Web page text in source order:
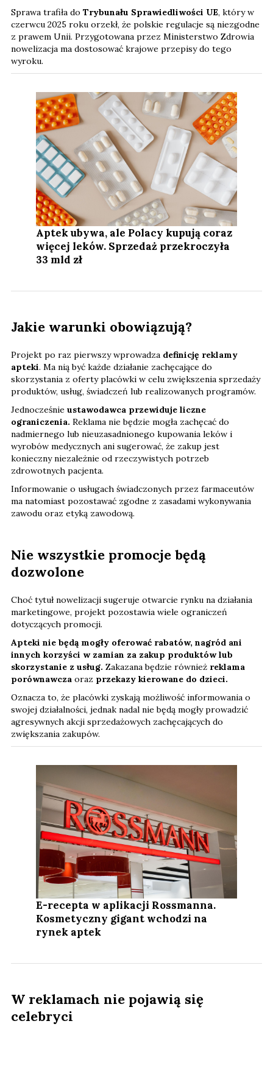
Sprawa trafiła do Trybunału Sprawiedliwości UE, który w
czerwcu 2025 roku orzekł, że polskie regulacje są niezgodne
z prawem Unii. Przygotowana przez Ministerstwo Zdrowia
nowelizacja ma dostosować krajowe przepisy do tego
wyroku.
Aptek ubywa, ale Polacy kupują coraz
więcej leków. Sprzedaż przekroczyła
33 mld zł
Jakie warunki obowiązują?
Projekt po raz pierwszy wprowadza definicję reklamy
apteki. Ma nią być każde działanie zachęcające do
skorzystania z oferty placówki w celu zwiększenia sprzedaży
produktów, usług, świadczeń lub realizowanych programów.
Jednocześnie ustawodawca przewiduje liczne
ograniczenia. Reklama nie będzie mogła zachęcać do
nadmiernego lub nieuzasadnionego kupowania leków i
wyrobów medycznych ani sugerować, że zakup jest
konieczny niezależnie od rzeczywistych potrzeb
zdrowotnych pacjenta.
Informowanie o usługach świadczonych przez farmaceutów
ma natomiast pozostawać zgodne z zasadami wykonywania
zawodu oraz etyką zawodową.
Nie wszystkie promocje będą
dozwolone
Choć tytuł nowelizacji sugeruje otwarcie rynku na działania
marketingowe, projekt pozostawia wiele ograniczeń
dotyczących promocji.
Apteki nie będą mogły oferować rabatów, nagród ani
innych korzyści w zamian za zakup produktów lub
skorzystanie z usług. Zakazana będzie również reklama
porównawcza oraz przekazy kierowane do dzieci.
Oznacza to, że placówki zyskają możliwość informowania o
swojej działalności, jednak nadal nie będą mogły prowadzić
agresywnych akcji sprzedażowych zachęcających do
zwiększania zakupów.
E-recepta w aplikacji Rossmanna.
Kosmetyczny gigant wchodzi na
rynek aptek
W reklamach nie pojawią się
celebryci